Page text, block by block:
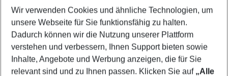
Select your date range
09/08/26–07/08/27 5-8 nights
Who will travel
2 adults No children
Wir verwenden Cookies und ähnliche Technologien, um
unsere Webseite für Sie funktionsfähig zu halten.
Dadurch können wir die Nutzung unserer Plattform
verstehen und verbessern, Ihnen Support bieten sowie
Inhalte, Angebote und Werbung anzeigen, die für Sie
relevant sind und zu Ihnen passen. Klicken Sie auf „Alle